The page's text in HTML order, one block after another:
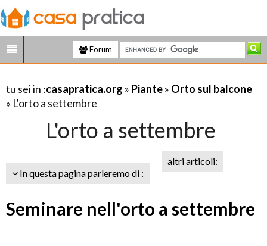
Forum
tu sei in :casapratica.org » Piante» Orto sul balcone
» L'orto a settembre
L'orto a settembre
In questa pagina parleremo di :
altri articoli:
Seminare nell'orto a settembre